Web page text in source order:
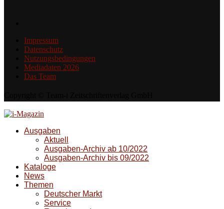
Impressum
Datenschutz
Nutzungsbedingungen
Mediadaten 2026
Das Team
Ausgaben
Aktuell
Ausgaben-Archiv ab 10/2022
Ausgaben-Archiv bis 09/2022
Kataloge
News
Themen
Deutscher Markt
Service